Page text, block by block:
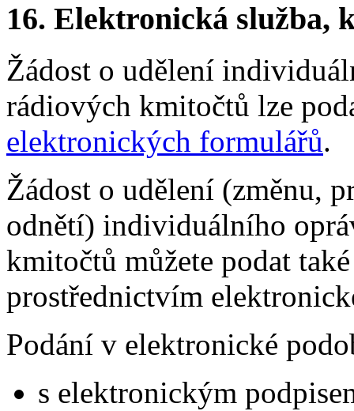
16. Elektronická služba,
Žádost o udělení
rádiových kmitočtů lze
elektronických formulářů.
Žádost o udělení (změnu,
odnětí) individuálního
kmitočtů můžete podat
prostřednictvím
Podání v elektronické
s elektronickým